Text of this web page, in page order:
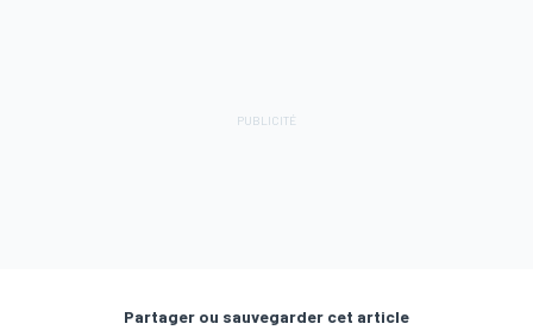
Partager ou sauvegarder cet article